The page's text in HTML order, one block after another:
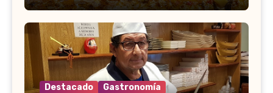
Destacado Gastronomía